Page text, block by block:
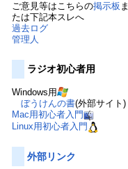
ご意見等はこちらの掲示板 ま
たは下記本スレへ
過去ログ
管理人
ラジオ初心者用
Windows用
ぼうけんの書(外部サイト)
Mac用初心者入門
Linux用初心者入門
外部リンク